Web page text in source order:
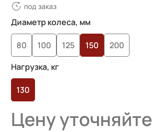
под заказ
Диаметр колеса, мм
80 100 125 150
200
Нагрузка, кг
130
Цену уточняйте